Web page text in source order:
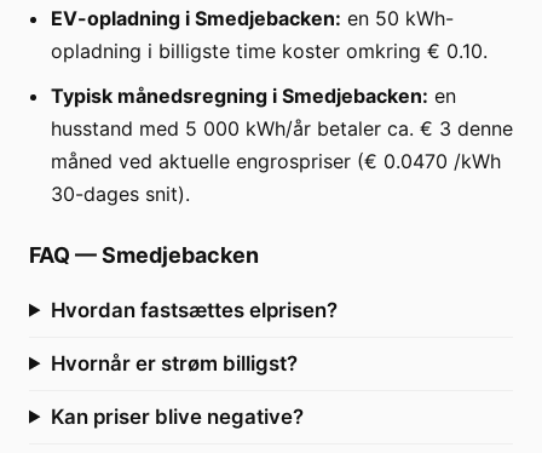
EV-opladning i Smedjebacken: en 50 kWh-
opladning i billigste time koster omkring € 0.10.
Typisk månedsregning i Smedjebacken: en
husstand med 5 000 kWh/år betaler ca. € 3 denne
måned ved aktuelle engrospriser (€ 0.0470 /kWh
30-dages snit).
FAQ —Smedjebacken
Hvordan fastsættes elprisen?
Hvornår er strøm billigst?
Kan priser blive negative?